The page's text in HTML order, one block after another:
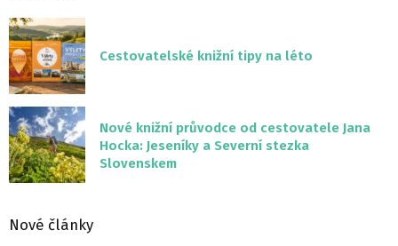
Cestovatelské knižní tipy na léto
Nové knižní průvodce od cestovatele Jana
Hocka: Jeseníky a Severní stezka
Slovenskem
Nové články